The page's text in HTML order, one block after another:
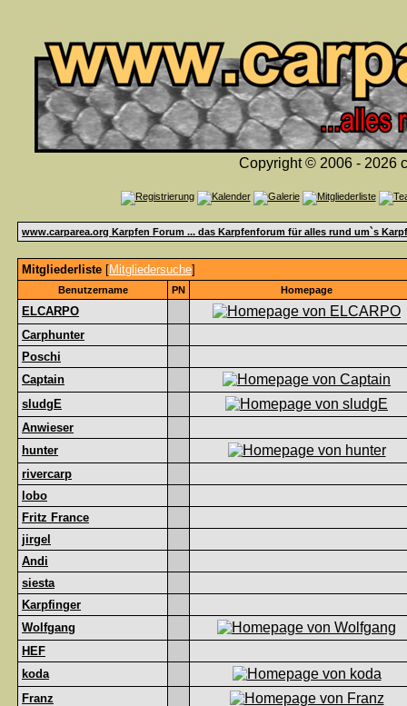
Copyright © 2006 - 2026
www.carparea.org Karpfen Forum ... das Karpfenforum für alles rund um`s
Mitgliederliste [Mitgliedersuche]
Benutzername PN Homepage
ELCARPO
Carphunter
Poschi
Captain
sludgE
Anwieser
hunter
rivercarp
lobo
Fritz France
jirgel
Andi
siesta
Karpfinger
Wolfgang
HEF
koda
Franz